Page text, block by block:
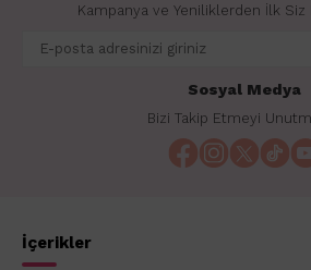
Kampanya ve Yeniliklerden İlk Siz
Sosyal Medya
Bizi Takip Etmeyi
İçerikler